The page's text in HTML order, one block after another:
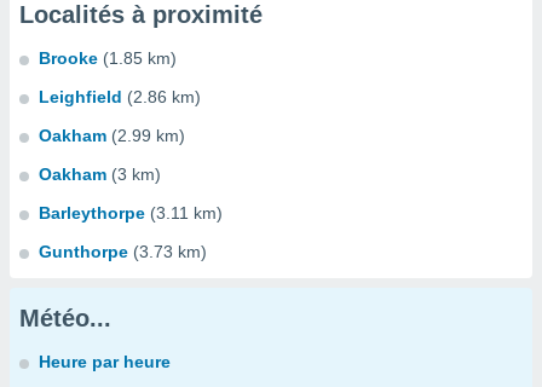
Localités à proximité
Brooke (1.85 km)
Leighfield (2.86 km)
Oakham (2.99 km)
Oakham (3 km)
Barleythorpe (3.11 km)
Gunthorpe (3.73 km)
Météo...
Heure par heure